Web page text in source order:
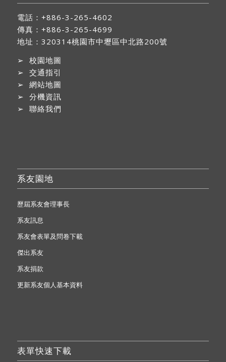
電話：+886-3-265-4602
傳真：+886-3-265-4699
地址： 320314桃園市中壢區中北路200號
➢ 校園地圖
➢ 交通指引
➢ 網站地圖
➢ 分機資訊
➢ 聯絡我們
系友園地
歷屆系友會理事長
系友訊息
系友會表單及問卷下載
傑出系友
系友捐款
更新系友個人基本資料
表單快速下載